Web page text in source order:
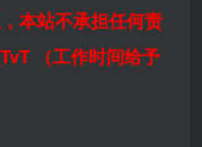
本站不承担任何责
（工作时间给予